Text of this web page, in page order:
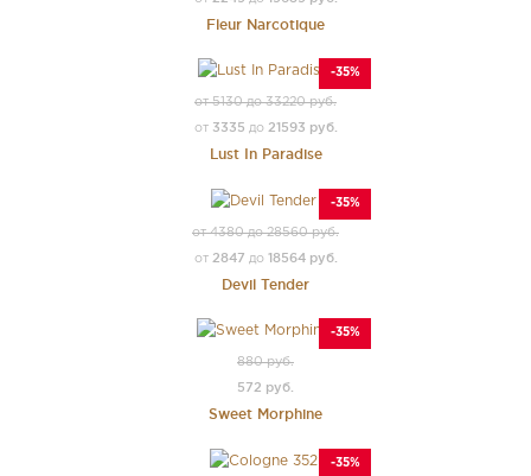
Fleur Narcotique
-35%
от 5130 до 33220 руб.
от 3335 до 21593 руб.
Lust In Paradise
-35%
от 4380 до 28560 руб.
от 2847 до 18564 руб.
Devil Tender
-35%
880 руб.
572 руб.
Sweet Morphine
-35%